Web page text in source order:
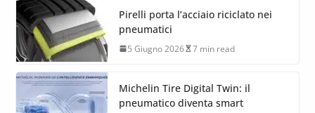
Pirelli porta l’acciaio riciclato nei
pneumatici
5 Giugno 2026 7 min read
Michelin Tire Digital Twin: il
pneumatico diventa smart